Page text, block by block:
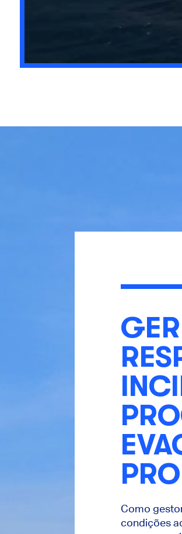
Como
condições